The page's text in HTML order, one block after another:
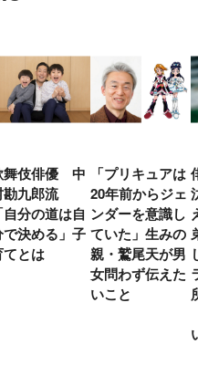
舞伎俳優 中
勘九郎流
自分の道は自
で決める」子
てとは
「プリキュアは
20年前からジェ
ンダーを意識し
ていた」生みの
親・鷲尾天が男
女問わず伝えた
いこと